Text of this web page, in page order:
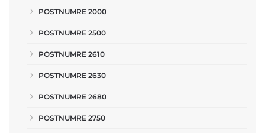
POSTNUMRE 2000
POSTNUMRE 2500
POSTNUMRE 2610
POSTNUMRE 2630
POSTNUMRE 2680
POSTNUMRE 2750